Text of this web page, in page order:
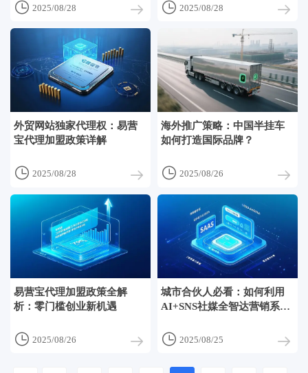
 2025/08/28  2025/08/28
外贸网站独家代理权：易营
宝代理加盟政策详解
 2025/08/28
海外推广策略：中国半挂车
如何打造国际品牌？
 2025/08/26
易营宝代理加盟政策全解
析：零门槛创业新机遇
 2025/08/26
城市合伙人必看：如何利用
AI+SNS社媒全智达营销系统
 2025/08/25